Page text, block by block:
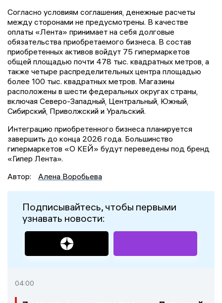
Согласно условиям соглашения, денежные расчеты
между сторонами не предусмотрены. В качестве
оплаты «Лента» принимает на себя долговые
обязательства приобретаемого бизнеса. В состав
приобретенных активов войдут 75 гипермаркетов
общей площадью почти 478 тыс. квадратных метров, а
также четыре распределительных центра площадью
более 100 тыс. квадратных метров. Магазины
расположены в шести федеральных округах страны,
включая Северо-Западный, Центральный, Южный,
Сибирский, Приволжский и Уральский.
Интеграцию приобретенного бизнеса планируется
завершить до конца 2026 года. Большинство
гипермаркетов «О КЕЙ» будут переведены под бренд
«Гипер Лента».
Автор:
Алена Воробьева
Подписывайтесь, чтобы первыми
узнавать новости:
04:00